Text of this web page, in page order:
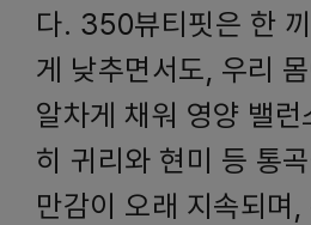
다. 350뷰티핏은 한
게 낮추면서도, 우리
알차게 채워 영양 밸
히 귀리와 현미 등 통
만감이 오래 지속되며